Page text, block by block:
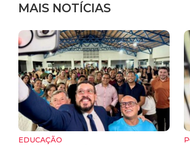
MAIS NOTÍCIAS
EDUCAÇÃO